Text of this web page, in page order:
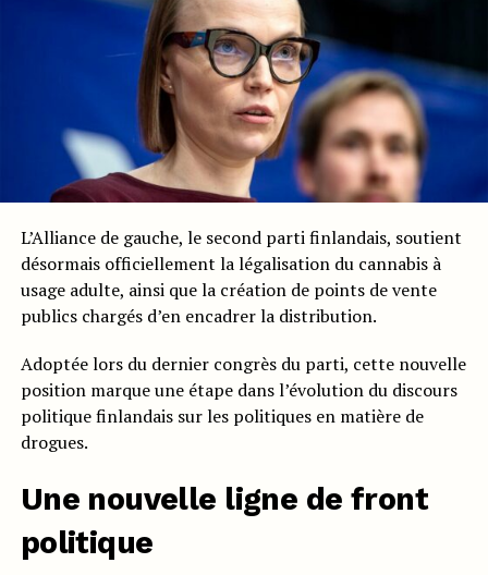
L’Alliance de gauche, le second parti finlandais, soutient
désormais officiellement la légalisation du cannabis à
usage adulte, ainsi que la création de points de vente
publics chargés d’en encadrer la distribution.
Adoptée lors du dernier congrès du parti, cette nouvelle
position marque une étape dans l’évolution du discours
politique finlandais sur les politiques en matière de
drogues.
Une nouvelle ligne de front
politique